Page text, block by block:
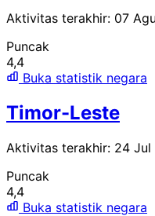
Aktivitas terakhir: 07
Puncak
4,4
Buka statistik negara
Timor-Leste
Aktivitas terakhir: 24
Puncak
4,4
Buka statistik negara